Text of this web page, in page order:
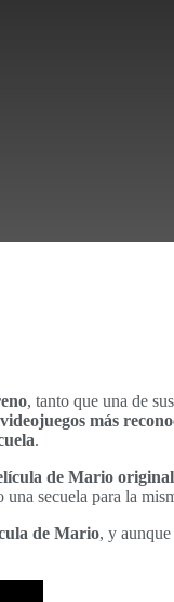
, tanto que una de
más
.
de Mario original
secuela para la
de Mario, y